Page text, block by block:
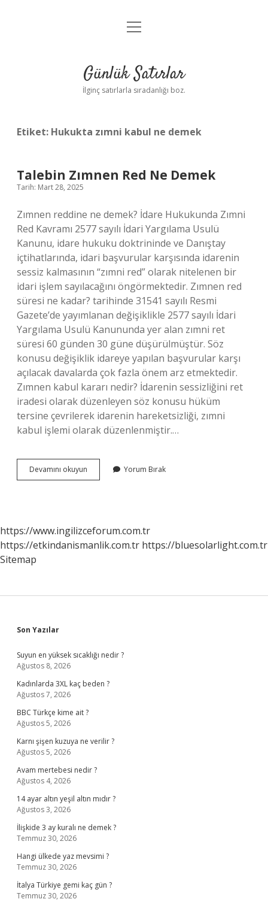
Anasayfa
Yasal Uyarı
menüyü
Günlük Satırlar
İlginç satırlarla sıradanlığı boz.
Etiket: Hukukta zımni kabul ne demek
Talebin Zımnen Red Ne Demek
Tarih: Mart 28, 2025
Zımnen reddine ne demek? İdare Hukukunda Zımni
Red Kavramı 2577 sayılı İdari Yargılama Usulü
Kanunu, idare hukuku doktrininde ve Danıştay
içtihatlarında, idari başvurular karşısında idarenin
sessiz kalmasının “zımni red” olarak nitelenen bir
idari işlem sayılacağını öngörmektedir. Zımnen red
süresi ne kadar? tarihinde 31541 sayılı Resmi
Gazete’de yayımlanan değişiklikle 2577 sayılı İdari
Yargılama Usulü Kanununda yer alan zımni ret
süresi 60 günden 30 güne düşürülmüştür. Söz
konusu değişiklik idareye yapılan başvurular karşı
açılacak davalarda çok fazla önem arz etmektedir.
Zımnen kabul kararı nedir? İdarenin sessizliğini ret
iradesi olarak düzenleyen söz konusu hüküm
tersine çevrilerek idarenin hareketsizliği, zımni
kabul işlemi olarak düzenlenmiştir.…
Devamını okuyun
Zımnen
Yorum Bırak
https://www.ingilizceforum.com.tr
https://etkindanismanlik.com.tr https://bluesolarlight.com.tr
Sitemap
Sidebar
Son Yazılar
Suyun en yüksek sıcaklığı nedir ?
Ağustos 8, 2026
Kadınlarda 3XL kaç beden ?
Ağustos 7, 2026
BBC Türkçe kime ait ?
Ağustos 5, 2026
Karnı şişen kuzuya ne verilir ?
Ağustos 5, 2026
Avam mertebesi nedir ?
Ağustos 4, 2026
14 ayar altın yeşil altın mıdır ?
Ağustos 3, 2026
İlişkide 3 ay kuralı ne demek ?
Temmuz 30, 2026
Hangi ülkede yaz mevsimi ?
Temmuz 30, 2026
İtalya Türkiye gemi kaç gün ?
Temmuz 30, 2026